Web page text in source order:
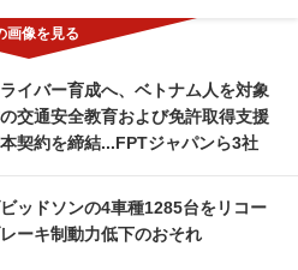
イバー育成へ、ベトナム人を対象
交通安全教育および免許取得支援
契約を締結...FPTジャパンら3社
ッドソンの4車種1285台をリコー
ーキ制動力低下のおそれ